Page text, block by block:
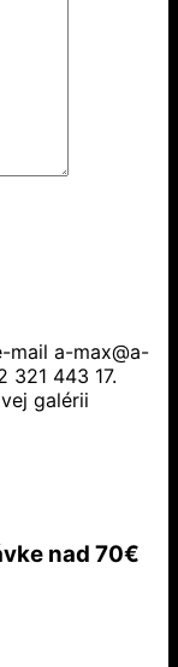
mail a-max@a-
321 443 17.
galérii
nad 70€